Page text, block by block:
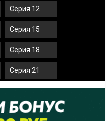
Серия 12
Серия 15
Серия 18
Серия 21